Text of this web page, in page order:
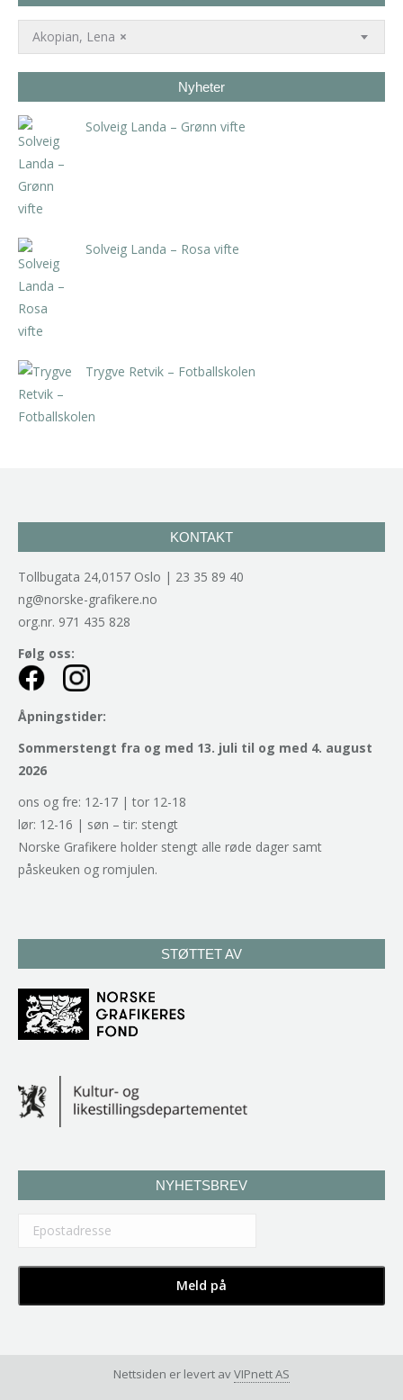
×
Akopian, Lena
Nyheter
Solveig Landa – Grønn vifte
Solveig Landa – Rosa vifte
Trygve Retvik – Fotballskolen
KONTAKT
Tollbugata 24,0157 Oslo | 23 35 89 40
ng@norske-grafikere.no
org.nr. 971 435 828
Følg oss:
Åpningstider:
Sommerstengt fra og med 13. juli til og med 4. august
2026
ons og fre: 12-17 | tor 12-18
lør: 12-16 | søn – tir: stengt
Norske Grafikere holder stengt alle røde dager samt
påskeuken og romjulen.
STØTTET AV
NYHETSBREV
Nettsiden er levert avVIPnett AS